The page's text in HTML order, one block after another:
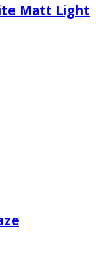
Matt Light